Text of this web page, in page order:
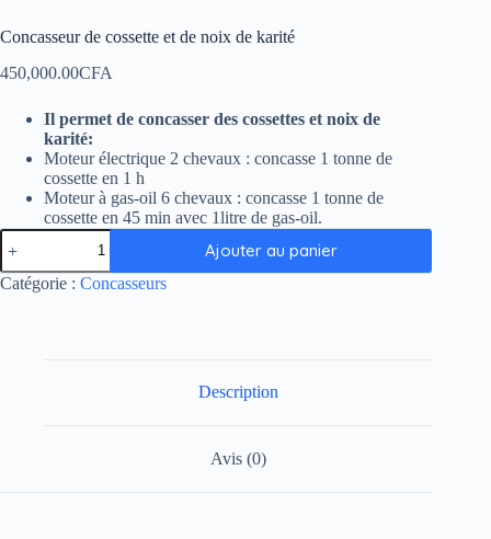
Concasseur de cossette et de noix de karité
450,000.00CFA
Il permet de concasser des cossettes et noix de
karité:
Moteur électrique 2 chevaux : concasse 1 tonne de
cossette en 1 h
Moteur à gas-oil 6 chevaux : concasse 1 tonne de
cossette en 45 min avec 1litre de gas-oil.
Ajouter au panier
Catégorie : Concasseurs
Description
Avis (0)